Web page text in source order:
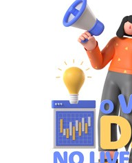
uma experiência
cidade maravilhosa”,
de negócios e
A produção do evento
em parceria com a
empresas
Clube. O projeto
Veia”, conceito focado